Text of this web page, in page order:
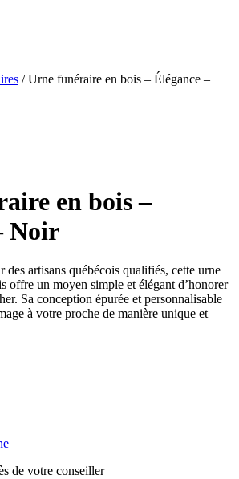
/ Urne funéraire en bois – Élégance –
en bois –
Noir
des artisans québécois qualifiés, cette urne
offre un moyen simple et élégant d’honorer
Sa conception épurée et personnalisable
à votre proche de manière unique et
de votre conseiller